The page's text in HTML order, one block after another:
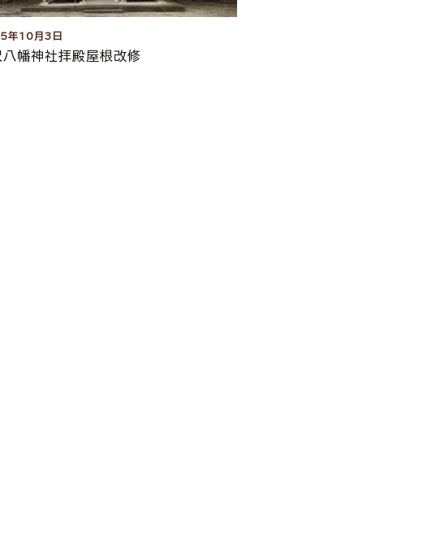
年10月3日
八幡神社拝殿屋根改修